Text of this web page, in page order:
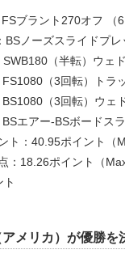
ブラント270オフ （
ノーズスライドプレ
（半転）ウェ
（3回転）トラ
（3回転）ウェ
エアー-BSボードス
ト：40.95ポイント（
：18.26ポイント（
メリカ）が優勝を